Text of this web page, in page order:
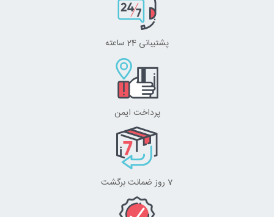
پشتیبانی 24 ساعته
پرداخت ایمن
7 روز ضمانت برگشت